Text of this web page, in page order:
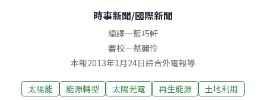
時事新聞/國際新聞
編譯—藍巧軒
審校—蔡麗伶
本報2013年1月24日綜合外電報導
太陽能 能源轉型 太陽光電 再生能源 土地利用